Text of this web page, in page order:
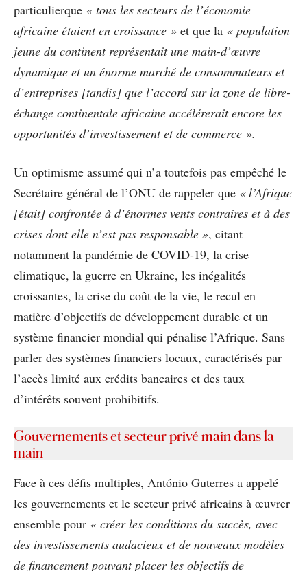
particulierque « tous les secteurs de l’économie
africaine étaient en croissance » et que la « population
jeune du continent représentait une main-d’œuvre
dynamique et un énorme marché de consommateurs et
d’entreprises [tandis] que l’accord sur la zone de libre-
échange continentale africaine accélérerait encore les
opportunités d’investissement et de commerce ».
Un optimisme assumé qui n’a toutefois pas empêché le
Secrétaire général de l’ONU de rappeler que « l’Afrique
[était] confrontée à d’énormes vents contraires et à des
crises dont elle n’est pas responsable », citant
notamment la pandémie de COVID-19, la crise
climatique, la guerre en Ukraine, les inégalités
croissantes, la crise du coût de la vie, le recul en
matière d’objectifs de développement durable et un
système financier mondial qui pénalise l’Afrique. Sans
parler des systèmes financiers locaux, caractérisés par
l’accès limité aux crédits bancaires et des taux
d’intérêts souvent prohibitifs.
Gouvernements et secteur privé main dans la
main
Face à ces défis multiples, António Guterres a appelé
les gouvernements et le secteur privé africains à œuvrer
ensemble pour « créer les conditions du succès, avec
des investissements audacieux et de nouveaux modèles
de financement pouvant placer les objectifs de